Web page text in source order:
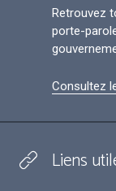
Retrouvez
porte-
Consultez
Liens